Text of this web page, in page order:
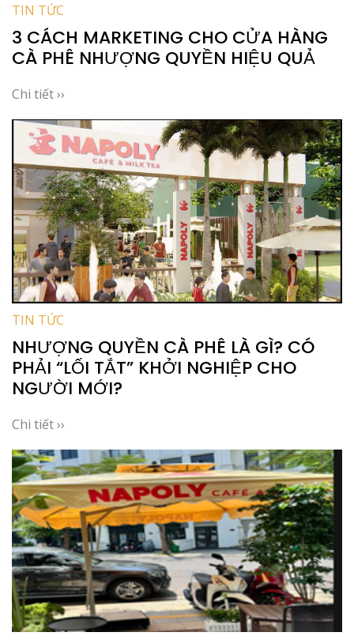
TIN TỨC
3 CÁCH MARKETING CHO CỬA HÀNG
CÀ PHÊ NHƯỢNG QUYỀN HIỆU QUẢ
Chi tiết ››
TIN TỨC
NHƯỢNG QUYỀN CÀ PHÊ LÀ GÌ? CÓ
PHẢI “LỐI TẮT” KHỞI NGHIỆP CHO
NGƯỜI MỚI?
Chi tiết ››